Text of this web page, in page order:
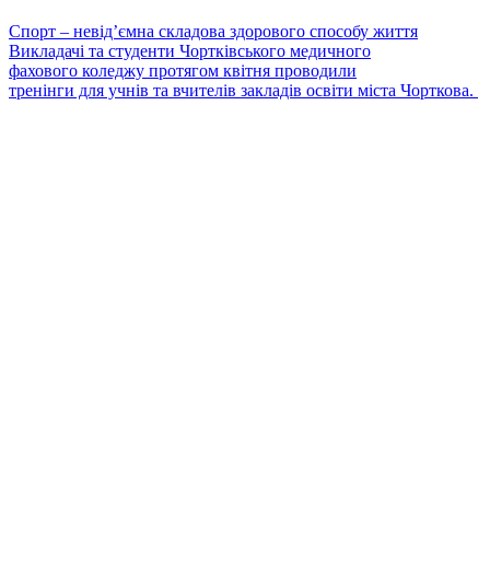
Спорт – невід’ємна складова здорового способу життя
Викладачі та студенти Чортківського медичного
фахового коледжу протягом квітня проводили
тренінги для учнів та вчителів закладів освіти міста Чорткова.